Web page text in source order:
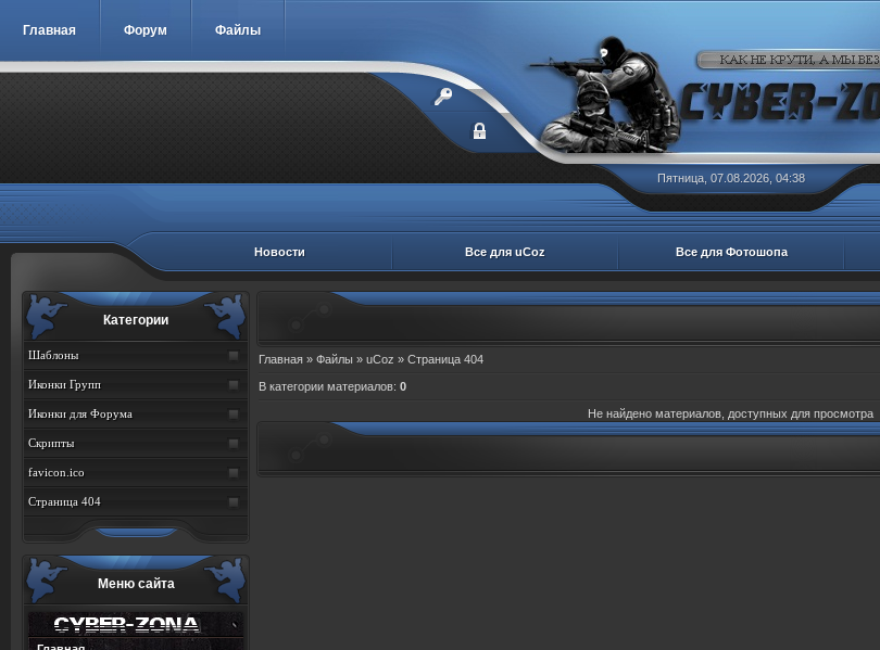
Главная Форум Файлы
Пятница, 07.08.2026, 04:38
Новости Все для uCoz Все для Фотошопа
Категории
Шаблоны
Иконки Групп
Иконки для Форума
Скрипты
favicon.ico
Страница 404
Меню сайта
Главная » Файлы » uCoz » Страница 404
В категории материалов: 0
Не найдено материалов, доступных для просмотра